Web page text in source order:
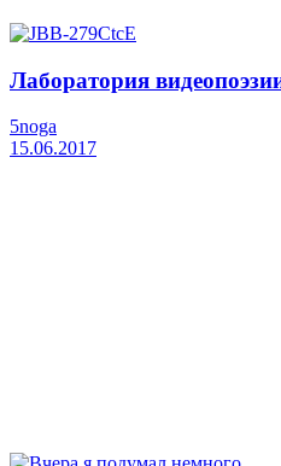
Лаборатория
5noga
15.06.2017